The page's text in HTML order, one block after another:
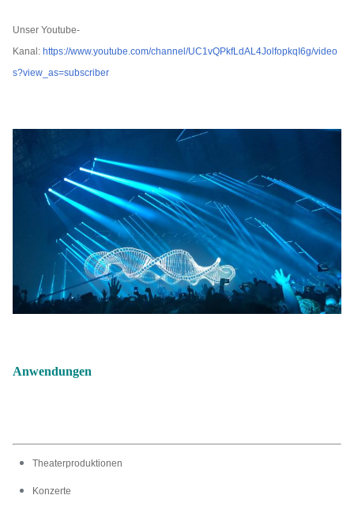
Unser Youtube-
Kanal: https://www.youtube.com/channel/UC1vQPkfLdAL4JolfopkqI6g/video
s?view_as=subscriber
Anwendungen
Theaterproduktionen
Konzerte